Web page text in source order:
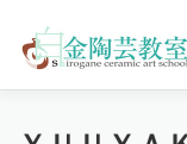
陶芸体験コース